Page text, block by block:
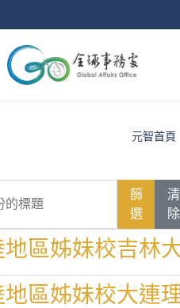
元智首頁
篩
選
清
除
地區姊妹校吉林
地區姊妹校大連